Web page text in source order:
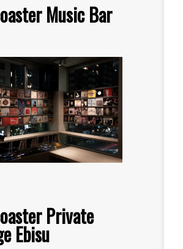
Music Bar
Private
Ebisu